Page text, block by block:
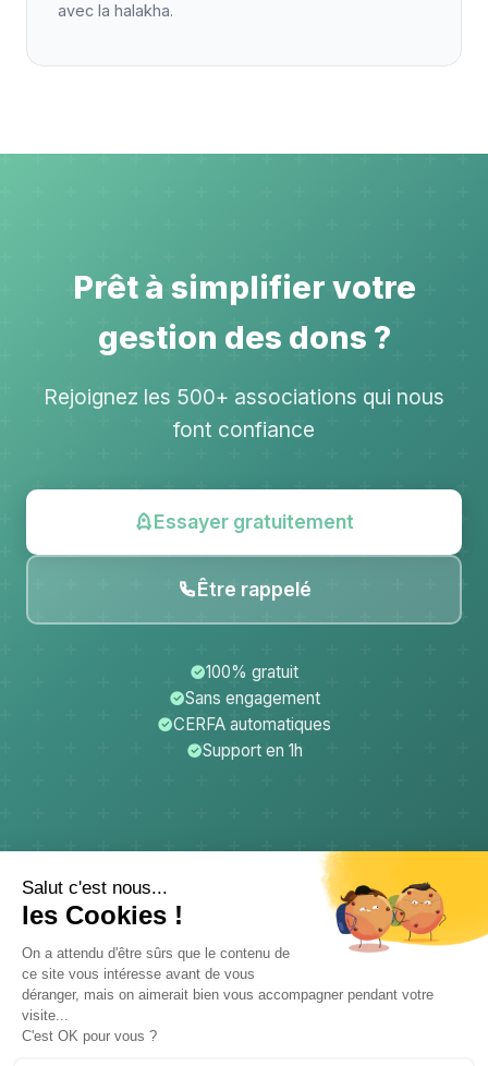
avec la halakha.
Prêt à simplifier votre
gestion des dons ?
Rejoignez les 500+ associations qui nous
font confiance
Essayer gratuitement
Être rappelé
100% gratuit
Sans engagement
CERFA automatiques
Support en 1h
CerfApp
DonateursMentions légalesConfidentialité
Support